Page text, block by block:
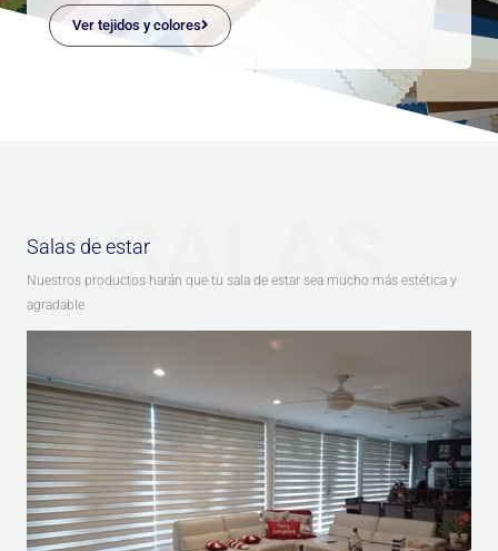
Ver tejidos y colores
SALAS
Salas de estar
Nuestros productos harán que tu sala de estar sea mucho más estética y
agradable